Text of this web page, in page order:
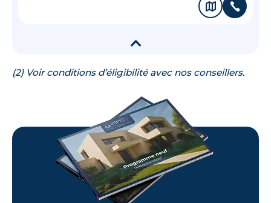
🗞 📞
▾
(2) Voir conditions d’éligibilité avec nos conseillers.